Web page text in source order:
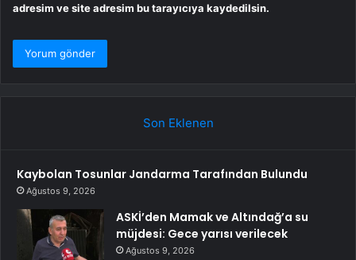
adresim ve site adresim bu tarayıcıya kaydedilsin.
Son Eklenen
Kaybolan Tosunlar Jandarma Tarafından Bulundu
Ağustos 9, 2026
ASKİ’den Mamak ve Altındağ’a su
müjdesi: Gece yarısı verilecek
Ağustos 9, 2026